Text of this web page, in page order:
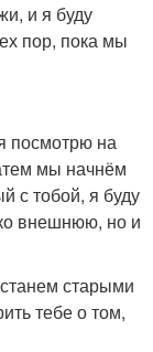
и я буду
пор, пока мы
посмотрю на
мы начнём
с тобой, я буду
внешнюю, но и
старыми
тебе о том,